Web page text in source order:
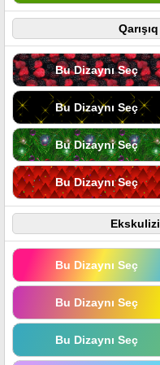
Bu Dizaynı Seç
Bu Dizaynı Seç
Bu Dizaynı Seç
Bu Dizaynı Seç
Bu Dizaynı Seç
Bu Dizaynı Seç
Bu Dizaynı Seç